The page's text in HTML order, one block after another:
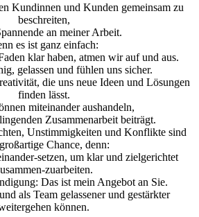
Kundinnen und Kunden gemeinsam zu
beschreiten,
an meiner Arbeit.
es ist ganz einfach:
klar haben, atmen wir auf und aus.
gelassen und fühlen uns sicher.
die uns neue Ideen und Lösungen
finden lässt.
miteinander aushandeln,
Zusammenarbeit beiträgt.
Unstimmigkeiten und Konflikte sind
Chance, denn:
setzen, um klar und zielgerichtet
zuarbeiten.
Das ist mein Angebot an Sie.
als Team gelassener und gestärkter
können.